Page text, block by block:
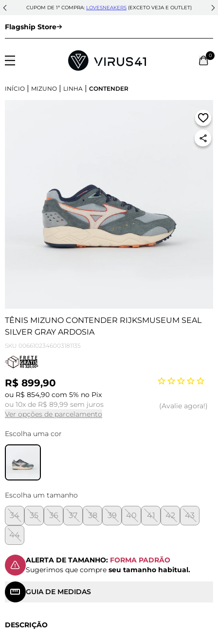
CUPOM DE 1ª COMPRA: LOVESNEAKERS (EXCETO VEJA E OUTLET)
Flagship Store
0
INÍCIO | MIZUNO | LINHA | CONTENDER
TÊNIS MIZUNO CONTENDER RIJKSMUSEUM SEAL
SILVER GRAY ARDOSIA
SKU 0066102346003181135
R$ 899,90
ou R$ 854,90 com 5% no Pix
ou 10x de R$ 89,99 sem juros
Ver opções de parcelamento
Avalie agora!
Escolha uma cor
Escolha um tamanho
34 35 36 37 38 39 40 41 42 43
44
ALERTA DE TAMANHO: FORMA PADRÃO
Sugerimos que compre seu tamanho habitual.
GUIA DE MEDIDAS
DESCRIÇÃO